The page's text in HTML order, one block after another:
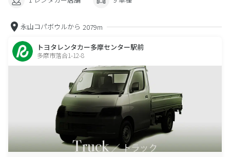
永山コパボウルから 2079m
トヨタレンタカー多摩センター駅前
多摩市落合1-12-8